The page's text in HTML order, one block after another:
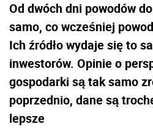
Od dwóch dni powodów
samo, co wcześniej
Ich źródło wydaje się to
inwestorów. Opinie o
gospodarki są tak samo
poprzednio, dane są
lepsze